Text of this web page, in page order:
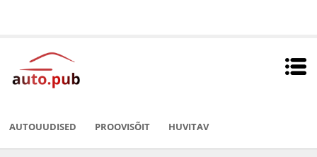
AUTOUUDISED PROOVISÕIT HUVITAV